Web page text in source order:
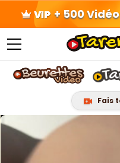
Skip
content
+ 500
Fais